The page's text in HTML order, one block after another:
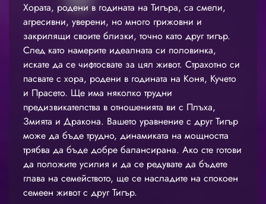
Хората, родени в годината на Тигъра, са смели,
агресивни, уверени, но много грижовни и
закрилящи своите близки, точно като друг тигър.
След като намерите идеалната си половинка,
искате да се чифтосвате за цял живот. Страхотно си
пасвате с хора, родени в годината на Коня, Кучето
и Прасето. Ще има няколко трудни
предизвикателства в отношенията ви с Плъха,
Змията и Дракона. Вашето уравнение с друг Тигър
може да бъде трудно, динамиката на мощността
трябва да бъде добре балансирана. Ако сте готови
да положите усилия и да се редувате да бъдете
глава на семейството, ще се насладите на спокоен
семеен живот с друг Тигър.